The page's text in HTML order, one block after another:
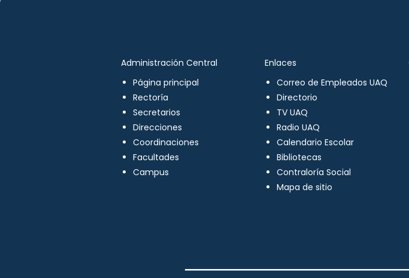
Administración Central
Página principal
Rectoría
Secretarios
Direcciones
Coordinaciones
Facultades
Campus
Enlaces
Correo de Empleados UAQ
Directorio
TV UAQ
Radio UAQ
Calendario Escolar
Bibliotecas
Contraloría Social
Mapa de sitio